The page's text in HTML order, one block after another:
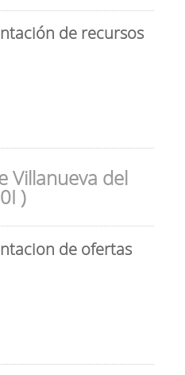
de recursos
Villanueva del
)
de ofertas